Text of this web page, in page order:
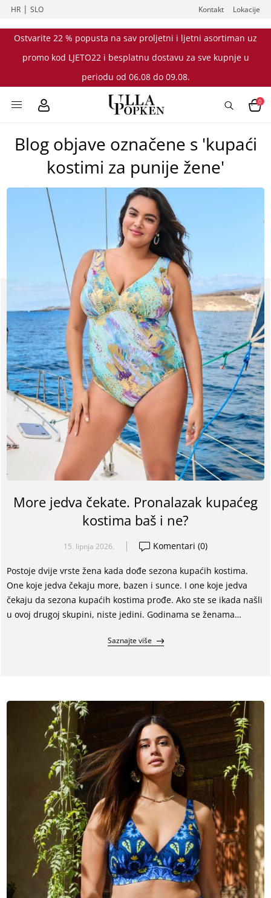
HR |SLO Kontakt Lokacije
Ostvarite 22 % popusta na sav proljetni i ljetni asortiman uz
promo kod LJETO22 i besplatnu dostavu za sve kupnje u
periodu od 06.08 do 09.08.
0
Blog objave označene s 'kupaći
kostimi za punije žene'
More jedva čekate. Pronalazak kupaćeg
kostima baš i ne?
15. lipnja 2026. Komentari (0)
Postoje dvije vrste žena kada dođe sezona kupaćih kostima.
One koje jedva čekaju more, bazen i sunce. I one koje jedva
čekaju da sezona kupaćih kostima prođe. Ako ste se ikada našli
u ovoj drugoj skupini, niste jedini. Godinama se ženama
one same. Smršavjeti, učvrstiti se, sakriti ovo ili ono. E pa mi
Saznajte više